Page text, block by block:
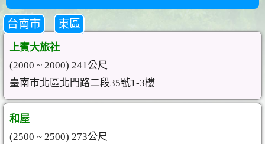
台南市 東區
上賓大旅社
(2000 ~ 2000) 241公尺
臺南市北區北門路二段35號1-3樓
和屋
(2500 ~ 2500) 273公尺